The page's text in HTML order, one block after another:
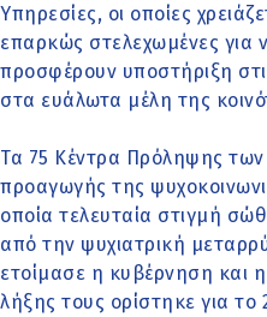
Υπηρεσίες, οι οποίες
επαρκώς στελεχωμένες για
προσφέρουν υποστήριξη
στα ευάλωτα μέλη της
Τα 75 Κέντρα Πρόληψης
προαγωγής της
οποία τελευταία στιγμή
από την ψυχιατρική
ετοίμασε η κυβέρνηση και
λήξης τους ορίστηκε για